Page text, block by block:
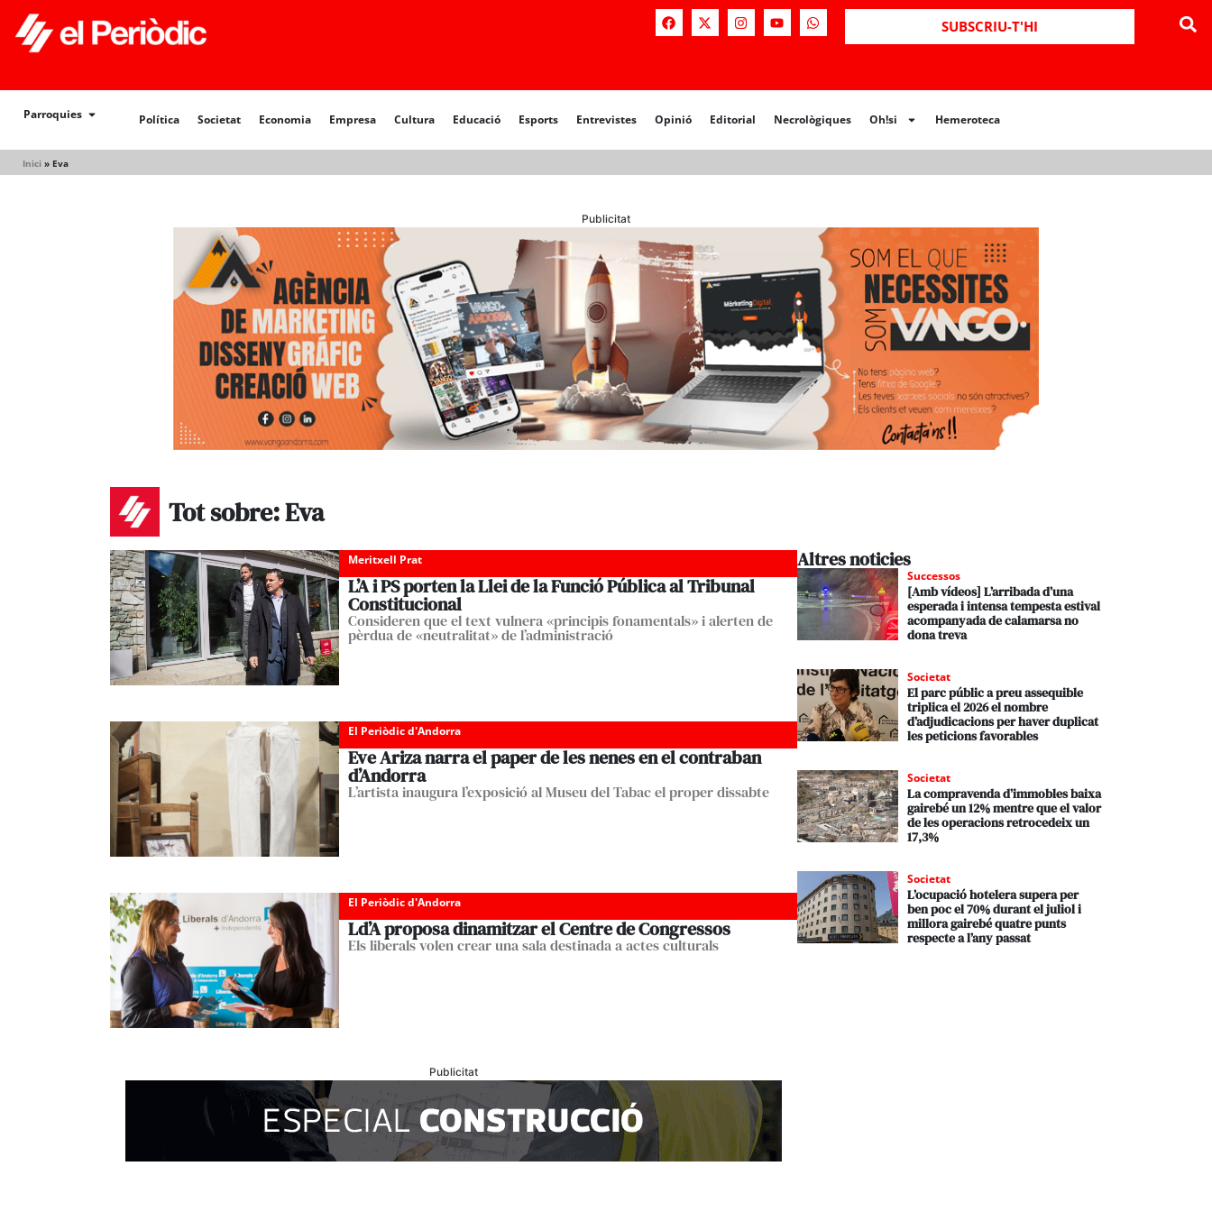
SUBSCRIU-T'HI
Parroquies Política Societat Economia Empresa Cultura Educació Esports Entrevistes Opinió Editorial Necrològiques Oh!si Hemeroteca
Inici » Eva
Política Societat Opinió Editorial Necrològiques Hemeroteca
Publicitat
Tot sobre: Eva
Meritxell Prat
L’A i PS porten la Llei de la Funció Pública al Tribunal
Constitucional
Consideren que el text vulnera «principis fonamentals» i alerten de
pèrdua de «neutralitat» de l’administració
El Periòdic d'Andorra
Eve Ariza narra el paper de les nenes en el contraban
d’Andorra
L’artista inaugura l’exposició al Museu del Tabac el proper dissabte
El Periòdic d'Andorra
Ld’A proposa dinamitzar el Centre de Congressos
Els liberals volen crear una sala destinada a actes culturals
Publicitat
Altres noticies
Successos
[Amb vídeos] L’arribada d’una
esperada i intensa tempesta estival
acompanyada de calamarsa no
dona treva
Societat
El parc públic a preu assequible
triplica el 2026 el nombre
d’adjudicacions per haver duplicat
les peticions favorables
Societat
La compravenda d’immobles baixa
gairebé un 12% mentre que el valor
de les operacions retrocedeix un
17,3%
Societat
L’ocupació hotelera supera per
ben poc el 70% durant el juliol i
millora gairebé quatre punts
respecte a l’any passat